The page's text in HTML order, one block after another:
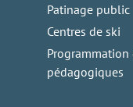
Patinage public
Centres de ski
pédagogiques